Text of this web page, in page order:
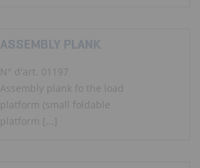
ASSEMBLY PLANK
N° d'art. 01197
Assembly plank fo the load
platform (small foldable
platform [...]